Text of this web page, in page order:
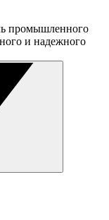
промышленного
и надежного